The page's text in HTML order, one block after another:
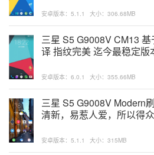
安卓版本：5.1.1 大小：306.68MB
三星 S5 G9008V CM13
译 指纹完美 迄今最稳定版
安卓版本：6.0.1 大小：355.66MB
三星 S5 G9008V Modern
清新，易惹人爱，所以得
安卓版本：5.1.1 大小：315MB